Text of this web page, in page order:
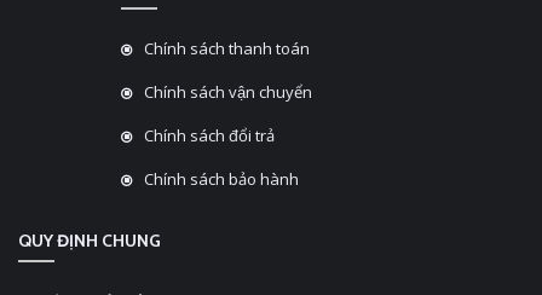
Chính sách thanh toán
Chính sách vận chuyển
Chính sách đổi trả
Chính sách bảo hành
QUY ĐỊNH CHUNG